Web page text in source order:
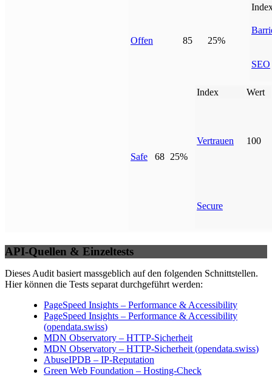
Offen 85 25%
SEO
Safe 68 25%
Index Wert
Vertrauen 100
Secure
API-Quellen & Einzeltests
Dieses Audit basiert massgeblich auf den folgenden Schnittstellen.
Hier können die Tests separat durchgeführt werden:
PageSpeed Insights – Performance & Accessibility
PageSpeed Insights – Performance & Accessibility
(opendata.swiss)
MDN Observatory – HTTP-Sicherheit
MDN Observatory – HTTP-Sicherheit (opendata.swiss)
AbuseIPDB – IP-Reputation
Green Web Foundation – Hosting-Check